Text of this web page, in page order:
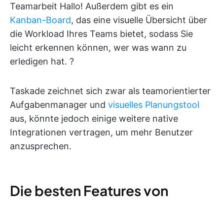
Teamarbeit Hallo! Außerdem gibt es ein
Kanban-Board, das eine visuelle Übersicht über
die Workload Ihres Teams bietet, sodass Sie
leicht erkennen können, wer was wann zu
erledigen hat. ?
Taskade zeichnet sich zwar als teamorientierter
Aufgabenmanager und visuelles Planungstool
aus, könnte jedoch einige weitere native
Integrationen vertragen, um mehr Benutzer
anzusprechen.
Die besten Features von